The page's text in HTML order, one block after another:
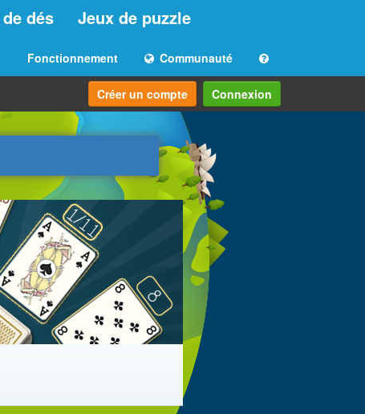
dés Jeux de puzzle
Fonctionnement Communauté
Créer un compte Connexion